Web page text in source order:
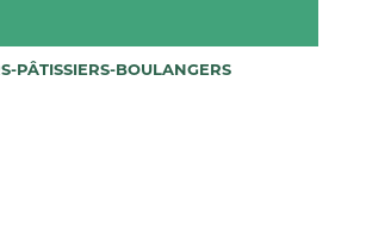
PÂTISSIERS-BOULANGERS